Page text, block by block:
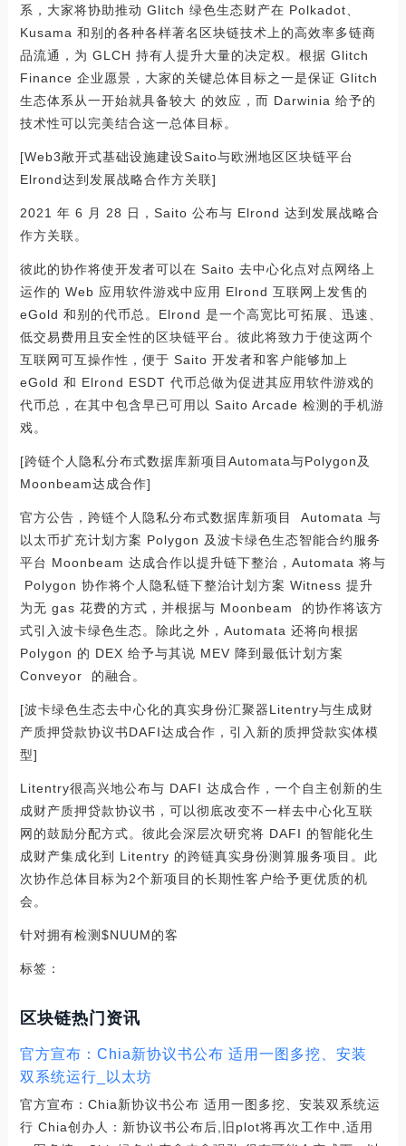
系，大家将协助推动 Glitch 绿色生态财产在 Polkadot、
Kusama 和别的各种各样著名区块链技术上的高效率多链商
品流通，为 GLCH 持有人提升大量的决定权。根据 Glitch
Finance 企业愿景，大家的关键总体目标之一是保证 Glitch
生态体系从一开始就具备较大 的效应，而 Darwinia 给予的
技术性可以完美结合这一总体目标。
[Web3敞开式基础设施建设Saito与欧洲地区区块链平台
Elrond达到发展战略合作方关联]
2021 年 6 月 28 日，Saito 公布与 Elrond 达到发展战略合
作方关联。
彼此的协作将使开发者可以在 Saito 去中心化点对点网络上
运作的 Web 应用软件游戏中应用 Elrond 互联网上发售的
eGold 和别的代币总。Elrond 是一个高宽比可拓展、迅速、
低交易费用且安全性的区块链平台。彼此将致力于使这两个
互联网可互操作性，便于 Saito 开发者和客户能够加上
eGold 和 Elrond ESDT 代币总做为促进其应用软件游戏的
代币总，在其中包含早已可用以 Saito Arcade 检测的手机游
戏。
[跨链个人隐私分布式数据库新项目Automata与Polygon及
Moonbeam达成合作]
官方公告，跨链个人隐私分布式数据库新项目 Automata 与
以太币扩充计划方案 Polygon 及波卡绿色生态智能合约服务
平台 Moonbeam 达成合作以提升链下整治，Automata 将与
Polygon 协作将个人隐私链下整治计划方案 Witness 提升
为无 gas 花费的方式，并根据与 Moonbeam 的协作将该方
式引入波卡绿色生态。除此之外，Automata 还将向根据
Polygon 的 DEX 给予与其说 MEV 降到最低计划方案
Conveyor 的融合。
[波卡绿色生态去中心化的真实身份汇聚器Litentry与生成财
产质押贷款协议书DAFI达成合作，引入新的质押贷款实体模
型]
Litentry很高兴地公布与 DAFI 达成合作，一个自主创新的生
成财产质押贷款协议书，可以彻底改变不一样去中心化互联
网的鼓励分配方式。彼此会深层次研究将 DAFI 的智能化生
成财产集成化到 Litentry 的跨链真实身份测算服务项目。此
次协作总体目标为2个新项目的长期性客户给予更优质的机
会。
针对拥有检测$NUUM的客
标签：
区块链热门资讯
官方宣布：Chia新协议书公布 适用一图多挖、安装
双系统运行_以太坊
官方宣布：Chia新协议书公布 适用一图多挖、安装双系统运
行 Chia创办人：新协议书公布后,旧plot将再次工作中,适用